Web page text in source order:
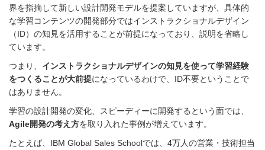
界を指摘して新しい設計開発モデルを提案していますが、具体的
な学習コンテンツの開発部分ではインストラクショナルデザイン
（ID）の知見を活用することが前提になっており、説明を省略し
ています。
つまり、 インストラクショナルデザインの知見を使って学習経験
をつくることが大前提になっているわけで、ID不要ということで
はありません。
学習の設計開発の変化、スピーディーに開発するという面では、
Agile開発の考え方を取り入れた事例が増えています。
たとえば、IBM Global Sales Schoolでは、4万人の営業・技術担当